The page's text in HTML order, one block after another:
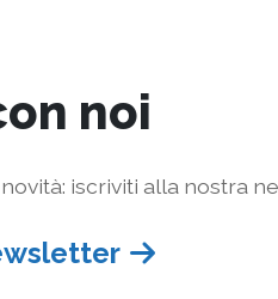
noi
iscriviti alla nostra